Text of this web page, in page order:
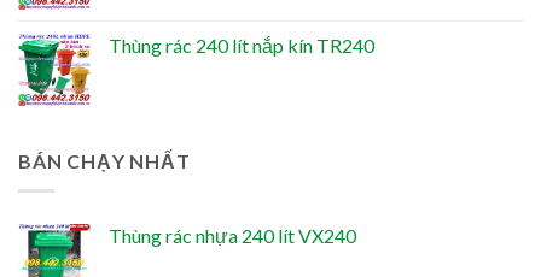
Thùng rác 240 lít nắp kín TR240
BÁN CHẠY NHẤT
Thùng rác nhựa 240 lít VX240